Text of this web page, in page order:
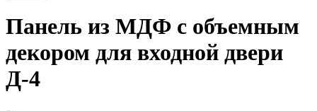
Панель из МДФ с объемным
декором для входной двери
Д-4